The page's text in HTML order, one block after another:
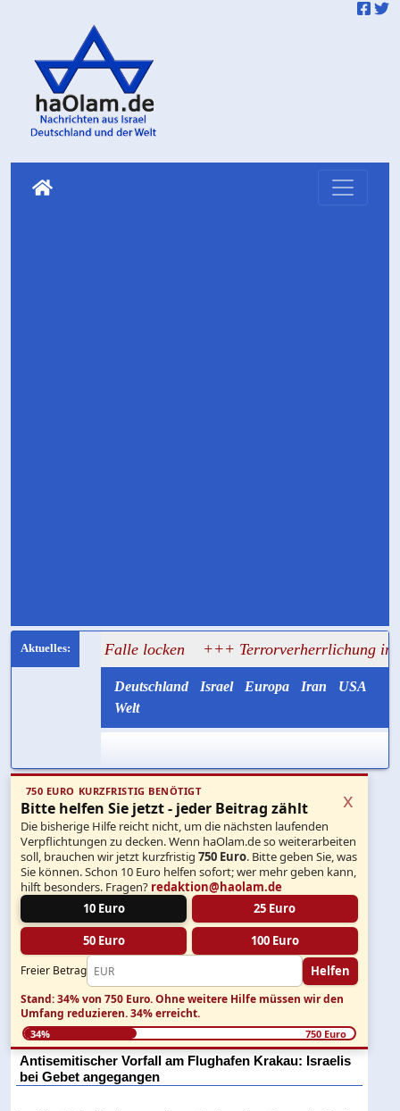
Falle locken +++ Terrorverherrlichung im KZ:
Deutschland Israel Europa Iran
USA
Welt
750 EURO KURZFRISTIG BENÖTIGT
Bitte helfen Sie jetzt - jeder Beitrag zählt
Die bisherige Hilfe reicht nicht, um die nächsten laufenden
Verpflichtungen zu decken. Wenn haOlam.de so weiterarbeiten
soll, brauchen wir jetzt kurzfristig750 Euro. Bitte geben Sie, was
Sie können. Schon 10 Euro helfen sofort; wer mehr geben kann,
hilft besonders. Fragen? redaktion@haolam.de
10 Euro
25 Euro
50 Euro 100 Euro
Freier Betrag Helfen
x
Stand: 34% von 750 Euro.Ohne weitere Hilfe müssen wir den
Umfang reduzieren.34% erreicht.
34% 750 Euro
Antisemitischer Vorfall am Flughafen Krakau: Israelis
bei Gebet angegangen